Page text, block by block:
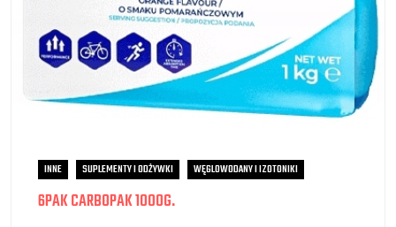
INNE SUPLEMENTY I ODŻYWKI WĘGLOWODANY I IZOTONIKI
6PAK CARBOPAK 1000G.